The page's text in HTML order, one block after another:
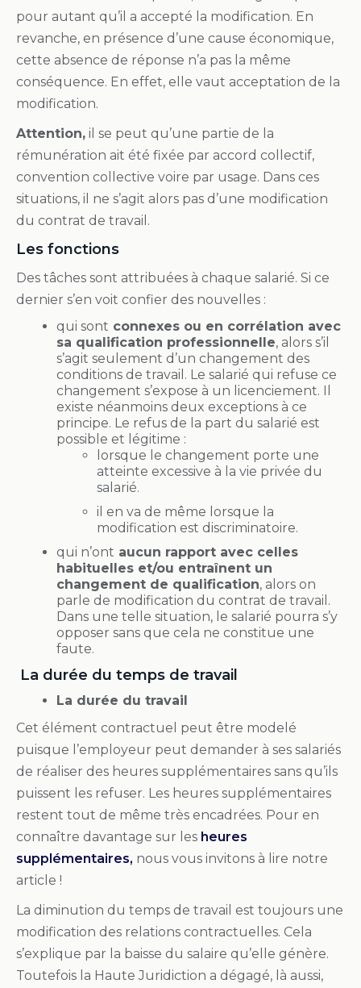
pour autant qu’il a accepté la modification. En
revanche, en présence d’une cause économique,
cette absence de réponse n’a pas la même
conséquence. En effet, elle vaut acceptation de la
modification.
Attention, il se peut qu’une partie de la
rémunération ait été fixée par accord collectif,
convention collective voire par usage. Dans ces
situations, il ne s’agit alors pas d’une modification
du contrat de travail.
Les fonctions
Des tâches sont attribuées à chaque salarié. Si ce
dernier s’en voit confier des nouvelles :
qui sont connexes ou en corrélation avec
sa qualification professionnelle, alors s’il
s’agit seulement d’un changement des
conditions de travail. Le salarié qui refuse ce
changement s’expose à un licenciement. Il
existe néanmoins deux exceptions à ce
principe. Le refus de la part du salarié est
possible et légitime :
lorsque le changement porte une
atteinte excessive à la vie privée du
salarié.
il en va de même lorsque la
modification est discriminatoire.
qui n’ont aucun rapport avec celles
habituelles et/ou entraînent un
changement de qualification, alors on
parle de modification du contrat de travail.
Dans une telle situation, le salarié pourra s’y
opposer sans que cela ne constitue une
faute.
La durée du temps de travail
La durée du travail
Cet élément contractuel peut être modelé
puisque l’employeur peut demander à ses salariés
de réaliser des heures supplémentaires sans qu’ils
puissent les refuser. Les heures supplémentaires
restent tout de même très encadrées. Pour en
connaître davantage sur les heures
supplémentaires, nous vous invitons à lire notre
article !
La diminution du temps de travail est toujours une
modification des relations contractuelles. Cela
s’explique par la baisse du salaire qu’elle génère.
Toutefois la Haute Juridiction a dégagé, là aussi,